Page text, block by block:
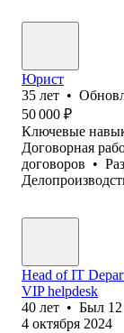
Юрист
35 лет •
50 000 ₽
Ключевые
Договорная
договоров •
Head of IT
VIP helpdesk
40 лет • Был
4 октября 2024